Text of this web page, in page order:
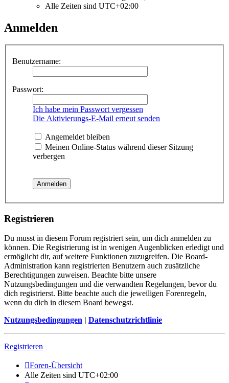
Alle Zeiten sind UTC+02:00
Anmelden
Benutzername:
Passwort:
Ich habe mein Passwort vergessen
Die Aktivierungs-E-Mail erneut senden
Angemeldet bleiben
Meinen Online-Status während dieser Sitzung
verbergen
Registrieren
Du musst in diesem Forum registriert sein, um dich anmelden zu
können. Die Registrierung ist in wenigen Augenblicken erledigt und
ermöglicht dir, auf weitere Funktionen zuzugreifen. Die Board-
Administration kann registrierten Benutzern auch zusätzliche
Berechtigungen zuweisen. Beachte bitte unsere
Nutzungsbedingungen und die verwandten Regelungen, bevor du
dich registrierst. Bitte beachte auch die jeweiligen Forenregeln,
wenn du dich in diesem Board bewegst.
Nutzungsbedingungen | Datenschutzrichtlinie
Registrieren
Foren-Übersicht
Alle Zeiten sind UTC+02:00